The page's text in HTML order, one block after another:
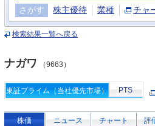
さがす 株主優待 業種 チャ
検索結果一覧へ戻る
ナガワ （9663）
東証プライム（当社優先市場） PTS
株価 ニュース チャート 評